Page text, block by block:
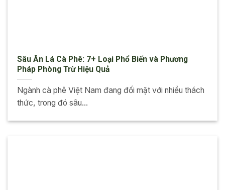
Sâu Ăn Lá Cà Phê: 7+ Loại Phổ Biến và Phương
Pháp Phòng Trừ Hiệu Quả
Ngành cà phê Việt Nam đang đối mặt với nhiều thách
thức, trong đó sâu...